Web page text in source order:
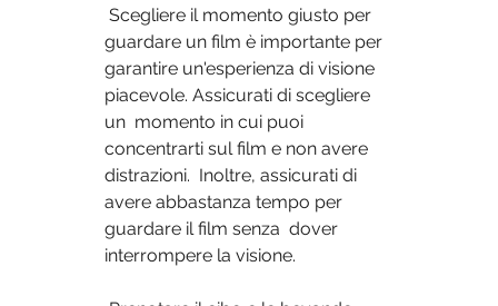
guardare un film è importante per
garantire un'esperienza di visione
piacevole. Assicurati di scegliere
un  momento in cui puoi
concentrarti sul film e non avere
distrazioni.  Inoltre, assicurati di
avere abbastanza tempo per
guardare il film senza  dover
interrompere la visione.